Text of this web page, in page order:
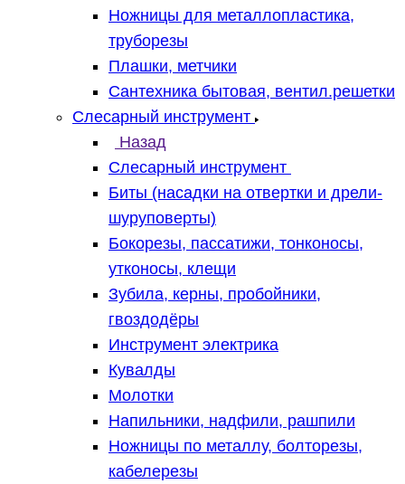
Ножницы для металлопластика,
труборезы
Плашки, метчики
Сантехника бытовая, вентил.решетки
Слесарный инструмент
Назад
Слесарный инструмент
Биты (насадки на отвертки и дрели-
шуруповерты)
Бокорезы, пассатижи, тонконосы,
утконосы, клещи
Зубила, керны, пробойники,
гвоздодёры
Инструмент электрика
Кувалды
Молотки
Напильники, надфили, рашпили
Ножницы по металлу, болторезы,
кабелерезы